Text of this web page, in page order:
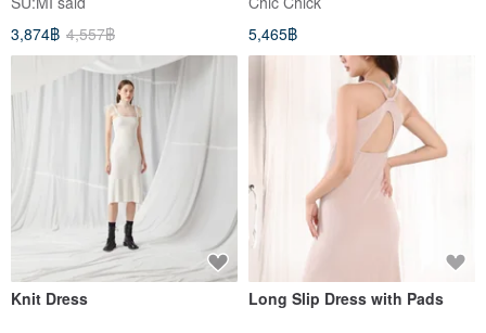
3,874฿ 4,557฿
Maxi Dress
5,465฿
Knit Dress Long Slip Dress with Pads